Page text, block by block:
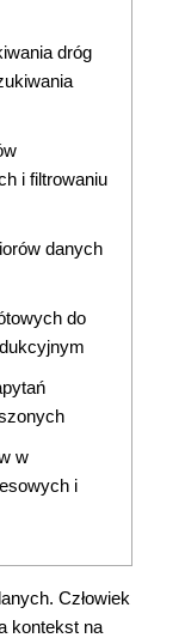
dróg
i filtrowaniu
danych
do
w
i
Człowiek
kontekst na